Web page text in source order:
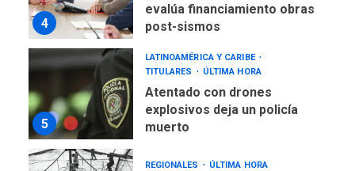
4
evalúa financiamiento obras
post-sismos
5
LATINOAMÉRICA Y CARIBE
TITULARES
ÚLTIMA HORA
Atentado con drones
explosivos deja un policía
muerto
REGIONALES ÚLTIMA HORA